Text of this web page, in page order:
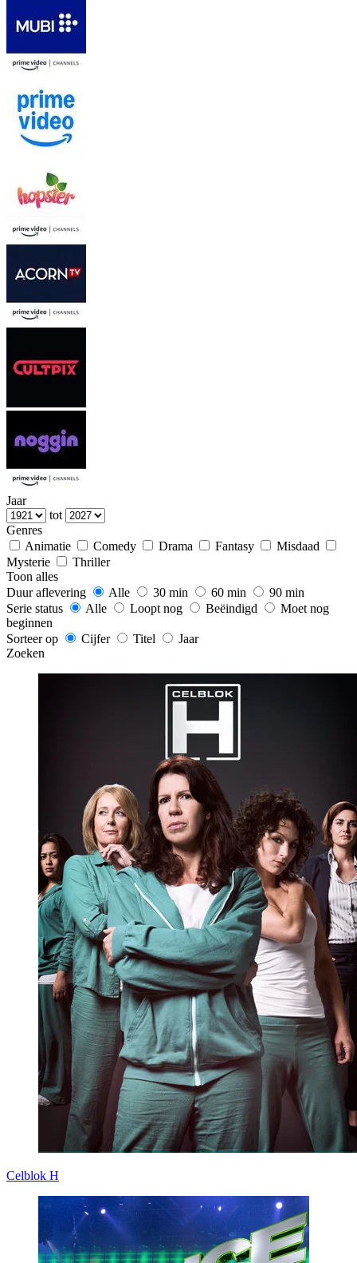
Jaar
tot
Genres
Animatie
Comedy Drama Fantasy
Misdaad
Mysterie
Thriller
Toon alles
Duur aflevering
Alle 30 min 60 min
90 min
Serie status
Alle Loopt nog Beëindigd
Moet nog
beginnen
Sorteer op
Cijfer Titel
Jaar
Zoeken
Celblok H